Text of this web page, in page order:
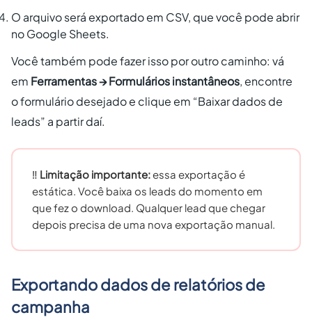
O arquivo será exportado em CSV, que você pode abrir
no Google Sheets.
Você também pode fazer isso por outro caminho: vá
em Ferramentas → Formulários instantâneos, encontre
o formulário desejado e clique em “Baixar dados de
leads” a partir daí.
‼️ Limitação importante:essa exportação é
estática. Você baixa os leads do momento em
que fez o download. Qualquer lead que chegar
depois precisa de uma nova exportação manual.
Exportando dados de relatórios de
campanha